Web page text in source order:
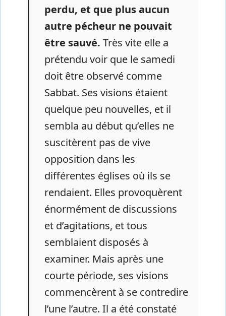
perdu, et que plus aucun
autre pécheur ne pouvait
être sauvé. Très vite elle a
prétendu voir que le samedi
doit être observé comme
Sabbat. Ses visions étaient
quelque peu nouvelles, et il
sembla au début qu’elles ne
suscitèrent pas de vive
opposition dans les
différentes églises où ils se
rendaient. Elles provoquèrent
énormément de discussions
et d’agitations, et tous
semblaient disposés à
examiner. Mais après une
courte période, ses visions
commencèrent à se contredire
l’une l’autre. Il a été constaté